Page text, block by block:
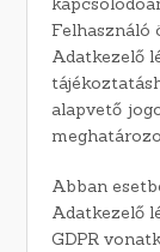
Felhasználó
Adatkezelő
alapvető
Abban
Adatkezelő
GDPR